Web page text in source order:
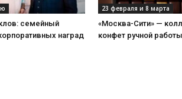
семейный
наград
23 февраля и 8 марта
«Москва-Сити» —
конфет ручной работы